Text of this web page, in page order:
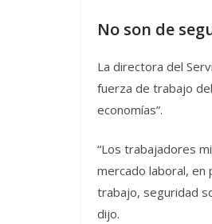
No son de
La directora del
fuerza de trabajo
economías”.
“Los trabajadores
mercado laboral, en
trabajo, seguridad
dijo.